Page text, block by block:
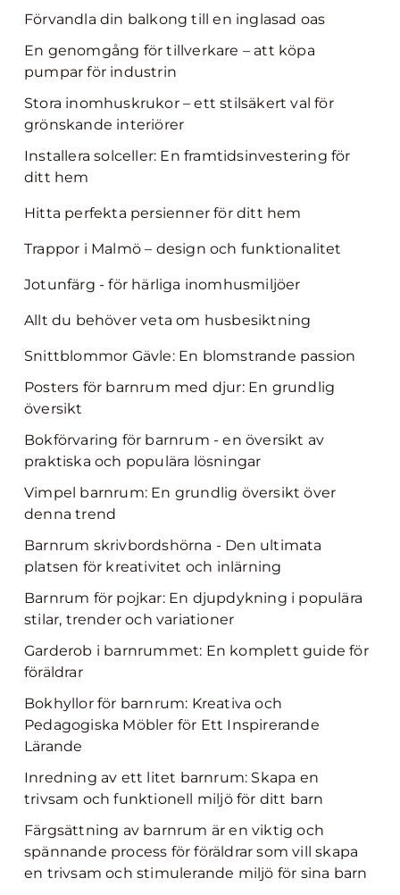
Förvandla din balkong till en inglasad oas
En genomgång för tillverkare – att köpa
pumpar för industrin
Stora inomhuskrukor – ett stilsäkert val för
grönskande interiörer
Installera solceller: En framtidsinvestering för
ditt hem
Hitta perfekta persienner för ditt hem
Trappor i Malmö – design och funktionalitet
Jotunfärg - för härliga inomhusmiljöer
Allt du behöver veta om husbesiktning
Snittblommor Gävle: En blomstrande passion
Posters för barnrum med djur: En grundlig
översikt
Bokförvaring för barnrum - en översikt av
praktiska och populära lösningar
Vimpel barnrum: En grundlig översikt över
denna trend
Barnrum skrivbordshörna - Den ultimata
platsen för kreativitet och inlärning
Barnrum för pojkar: En djupdykning i populära
stilar, trender och variationer
Garderob i barnrummet: En komplett guide för
föräldrar
Bokhyllor för barnrum: Kreativa och
Pedagogiska Möbler för Ett Inspirerande
Lärande
Inredning av ett litet barnrum: Skapa en
trivsam och funktionell miljö för ditt barn
Färgsättning av barnrum är en viktig och
spännande process för föräldrar som vill skapa
en trivsam och stimulerande miljö för sina barn